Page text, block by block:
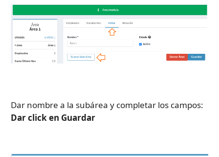
Dar nombre a la subárea y completar los campos:
Dar click en Guardar